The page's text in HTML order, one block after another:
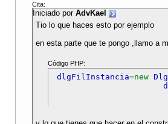
Cita:
Iniciado por AdvKael
Tio lo que haces esto por ejemplo
en esta parte que te pongo ,llamo a
Código PHP:
dlgFilInstancia=new